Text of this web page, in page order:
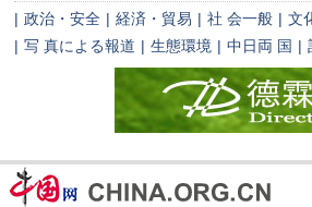
| 政治・安全 | 経済・貿易 | 社 会一般 | 文
| 写 真による報道 | 生態環境 | 中日両 国 |